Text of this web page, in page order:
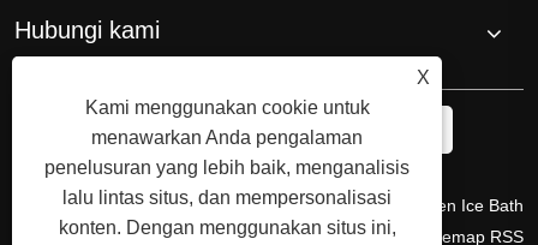
Hubungi kami
Hak Cipta © 2008 Hi-Q Group, Penemu Asli dan Produsen Ice Bath
Chiller. Semua Hak Dilindungi Undang-undang.Links Sitemap RSS
X
Kami menggunakan cookie untuk
menawarkan Anda pengalaman
penelusuran yang lebih baik, menganalisis
lalu lintas situs, dan mempersonalisasi
konten. Dengan menggunakan situs ini,